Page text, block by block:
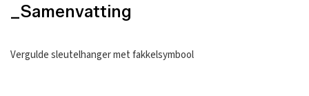
_Samenvatting
Vergulde sleutelhanger met fakkelsymbool